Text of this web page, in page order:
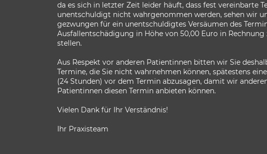
da es sich in letzter Zeit leider häuft, dass fest vereinbarte
unentschuldigt nicht wahrgenommen werden, sehen wir
gezwungen für ein unentschuldigtes Versäumen des
Ausfallentschädigung in Höhe von 50,00 Euro in Rechnung
stellen.
Aus Respekt vor anderen Patientinnen bitten wir Sie
Termine, die Sie nicht wahrnehmen können, spätestens
(24 Stunden) vor dem Termin abzusagen, damit wir
Patientinnen diesen Termin anbieten können.
Vielen Dank für Ihr Verständnis!
Ihr Praxisteam